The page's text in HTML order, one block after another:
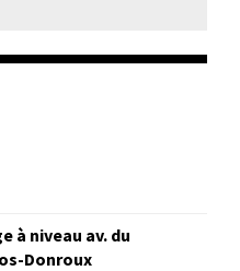
à niveau av. du
Donroux